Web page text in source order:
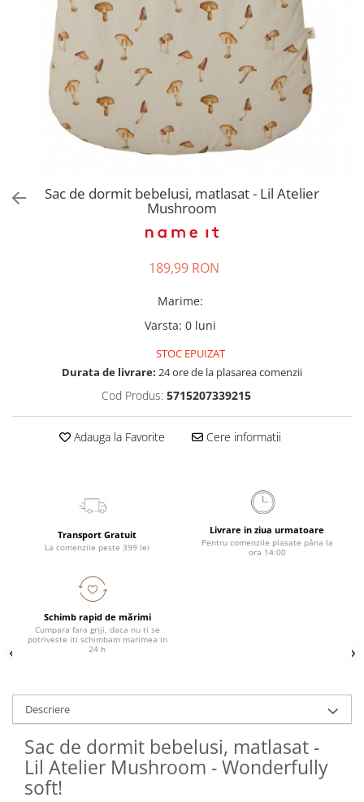
Pantaloni scurți pentru gravide
Lenjerie
Chiloti Gravide
Sutiene / Bustiere / Maiouri
Gravide
Pijamale Gravide
Dresuri Gravide
Sac de dormit bebelusi, matlasat - Lil Atelier
Mushroom
189,99 RON
Marime:
Varsta: 0 luni
STOC EPUIZAT
Durata de livrare: 24 ore de la plasarea comenzii
Cod Produs: 5715207339215
Adauga la Favorite Cere informatii
Transport Gratuit
La comenzile peste 399 lei
Livrare in ziua urmatoare
Pentru comenzile plasate pâna la
ora 14:00
Schimb rapid de mărimi
Cumpara fara griji, daca nu ti se
potriveste iti schimbam marimea in
24 h
Descriere
Sac de dormit bebelusi, matlasat -
Lil Atelier Mushroom - Wonderfully
soft!